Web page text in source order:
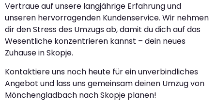
Vertraue auf unsere langjährige Erfahrung und
unseren hervorragenden Kundenservice. Wir nehmen
dir den Stress des Umzugs ab, damit du dich auf das
Wesentliche konzentrieren kannst – dein neues
Zuhause in Skopje.
Kontaktiere uns noch heute für ein unverbindliches
Angebot und lass uns gemeinsam deinen Umzug von
Mönchengladbach nach Skopje planen!